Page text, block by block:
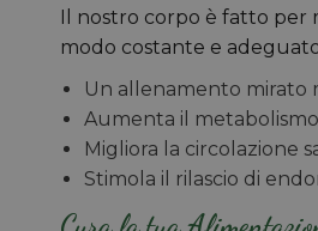
Il nostro corpo è fatto per
modo costante e
Un allenamento mirato
Aumenta il
Migliora la circolazione
Stimola il rilascio di